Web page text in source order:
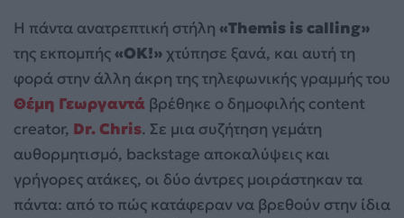
Η πάντα ανατρεπτική στήλη «Themis is calling»
της εκπομπής«OK!»χτύπησε ξανά, και αυτή τη
φορά στην άλλη άκρη της τηλεφωνικής γραμμής του
Θέμη Γεωργαντά βρέθηκε ο δημοφιλής content
creator, Dr. Chris. Σε μια συζήτηση γεμάτη
αυθορμητισμό, backstage αποκαλύψεις και
γρήγορες ατάκες, οι δύο άντρες μοιράστηκαν τα
πάντα: από το πώς κατάφεραν να βρεθούν στην ίδια